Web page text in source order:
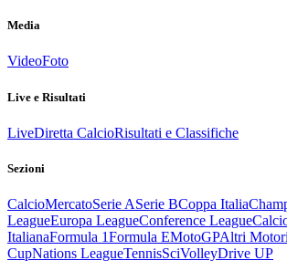
Media
VideoFoto
Live e Risultati
LiveDiretta CalcioRisultati e Classifiche
Sezioni
CalcioMercatoSerie ASerie BCoppa Italia
LeagueEuropa LeagueConference League
ItalianaFormula 1Formula EMotoGPAltri Motori
CupNations LeagueTennisSciVolleyDrive UP